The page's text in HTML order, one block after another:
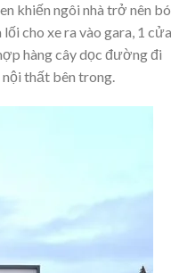
khiến ngôi nhà trở nên
cho xe ra vào gara, 1 cửa
hàng cây dọc đường đi
nội thất bên trong.